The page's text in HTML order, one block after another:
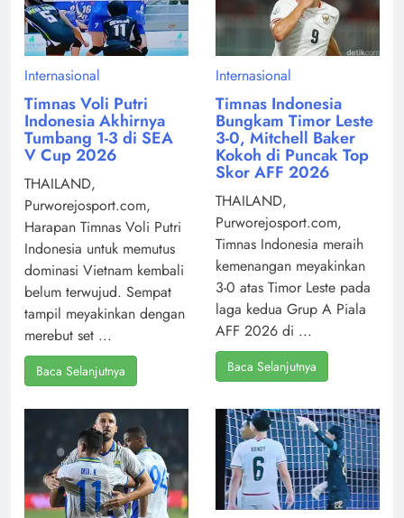
Internasional
Timnas Voli Putri
Indonesia Akhirnya
Tumbang 1-3 di SEA
V Cup 2026
THAILAND,
Purworejosport.com,
Harapan Timnas Voli Putri
Indonesia untuk memutus
dominasi Vietnam kembali
belum terwujud. Sempat
tampil meyakinkan dengan
merebut set ...
Baca Selanjutnya
Internasional
Timnas Indonesia
Bungkam Timor Leste
3-0, Mitchell Baker
Kokoh di Puncak Top
Skor AFF 2026
THAILAND,
Purworejosport.com,
Timnas Indonesia meraih
kemenangan meyakinkan
3-0 atas Timor Leste pada
laga kedua Grup A Piala
AFF 2026 di ...
Baca Selanjutnya